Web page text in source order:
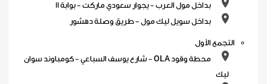
بداخل مول العرب - يجوار سعودي ماركت - بوابة 11
بداخل سويل ليك مول - طريق وصلة دهشور
التجمع الأول
محطة وقود OLA - شارع يوسف السباعي - كومباوند سوان
ليك